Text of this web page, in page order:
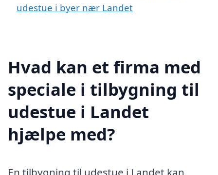
udestue i byer nær Landet
Hvad kan et firma med
speciale i tilbygning til
udestue i Landet
hjælpe med?
En tilbygning til udestue i Landet kan